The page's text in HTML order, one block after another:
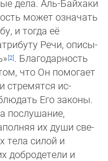
дела. Аль-Байхаки
может означать
и тогда её
Речи, опи­сы­
. Благодарность
что Он помогает
стре­мят­ся ис­
Его законы.
послушание,
их ду­ши све­
тела силой и
добродетели и